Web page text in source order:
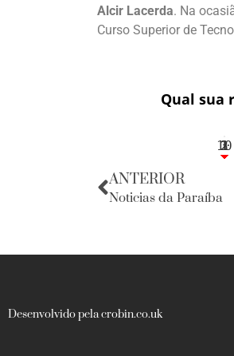
Alcir Lacerda. Na
Curso Superior de
Qual sua
3
1
1
2
10
ANTERIOR
Noticias da Paraíba
Desenvolvido pela crobin.co.uk